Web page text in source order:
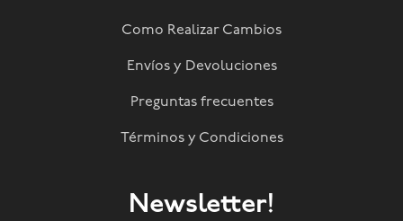
Como Realizar Cambios
Envíos y Devoluciones
Preguntas frecuentes
Términos y Condiciones
Newsletter!